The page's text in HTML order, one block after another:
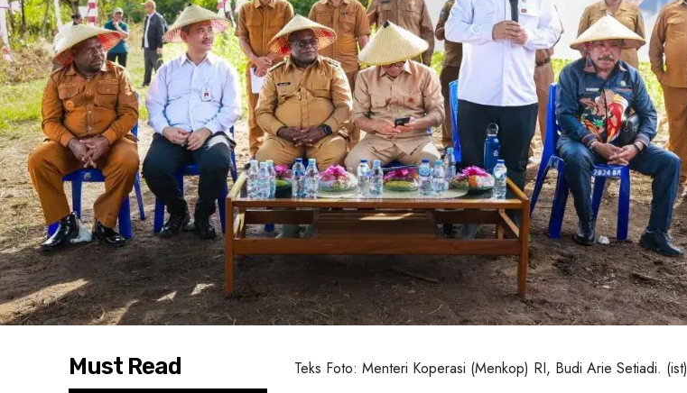
Must Read Teks Foto: Menteri Koperasi (Menkop) RI, Budi Arie Setiadi. (ist)